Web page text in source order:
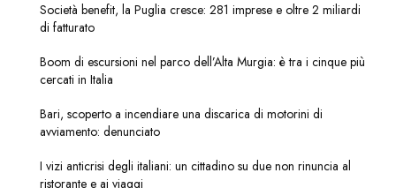
Società benefit, la Puglia cresce: 281 imprese e oltre 2 miliardi
di fatturato
Boom di escursioni nel parco dell’Alta Murgia: è tra i cinque più
cercati in Italia
Bari, scoperto a incendiare una discarica di motorini di
avviamento: denunciato
I vizi anticrisi degli italiani: un cittadino su due non rinuncia al
ristorante e ai viaggi